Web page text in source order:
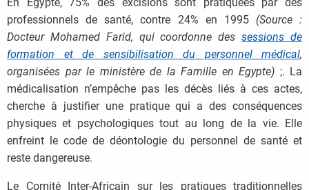
professionnels de santé, contre 24% en 1995 (Source :
Docteur Mohamed Farid, qui coordonne dessessions de
formation et de sensibilisation du personnel médical,
organisées par le ministère de la Famille en Egypte) ;. La
médicalisation n’empêche pas les décès liés à ces actes,
cherche à justifier une pratique qui a des conséquences
physiques et psychologiques tout au long de la vie. Elle
enfreint le code de déontologie du personnel de santé et
reste dangereuse.
Le Comité Inter-Africain sur les pratiques traditionnelles